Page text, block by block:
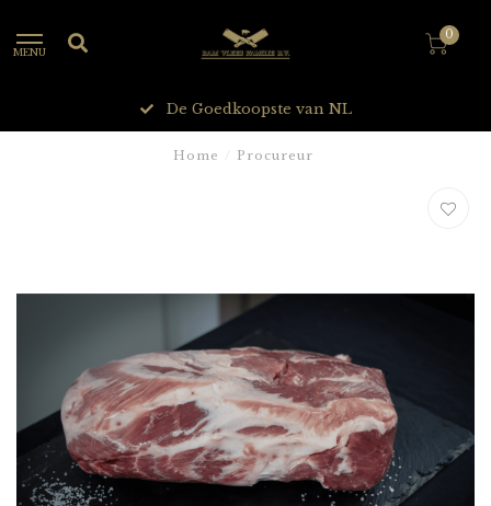
MENU
0
De Goedkoopste van NL
Home Procureur